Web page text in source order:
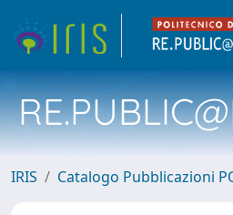
IRIS Catalogo Pubblicazioni